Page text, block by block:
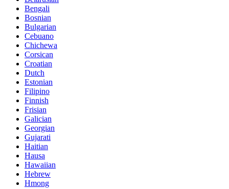
Bengali
Bosnian
Bulgarian
Cebuano
Chichewa
Corsican
Croatian
Dutch
Estonian
Filipino
Finnish
Frisian
Galician
Georgian
Gujarati
Haitian
Hausa
Hawaiian
Hebrew
Hmong